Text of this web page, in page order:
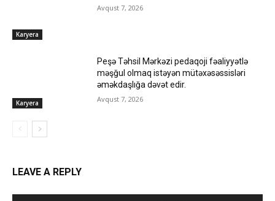
Karyera
Avqust 7, 2026
Karyera
Peşə Təhsil Mərkəzi pedaqoji fəaliyyətlə
məşğul olmaq istəyən mütəxəsəssisləri
əməkdaşlığa dəvət edir.
Avqust 7, 2026
LEAVE A REPLY